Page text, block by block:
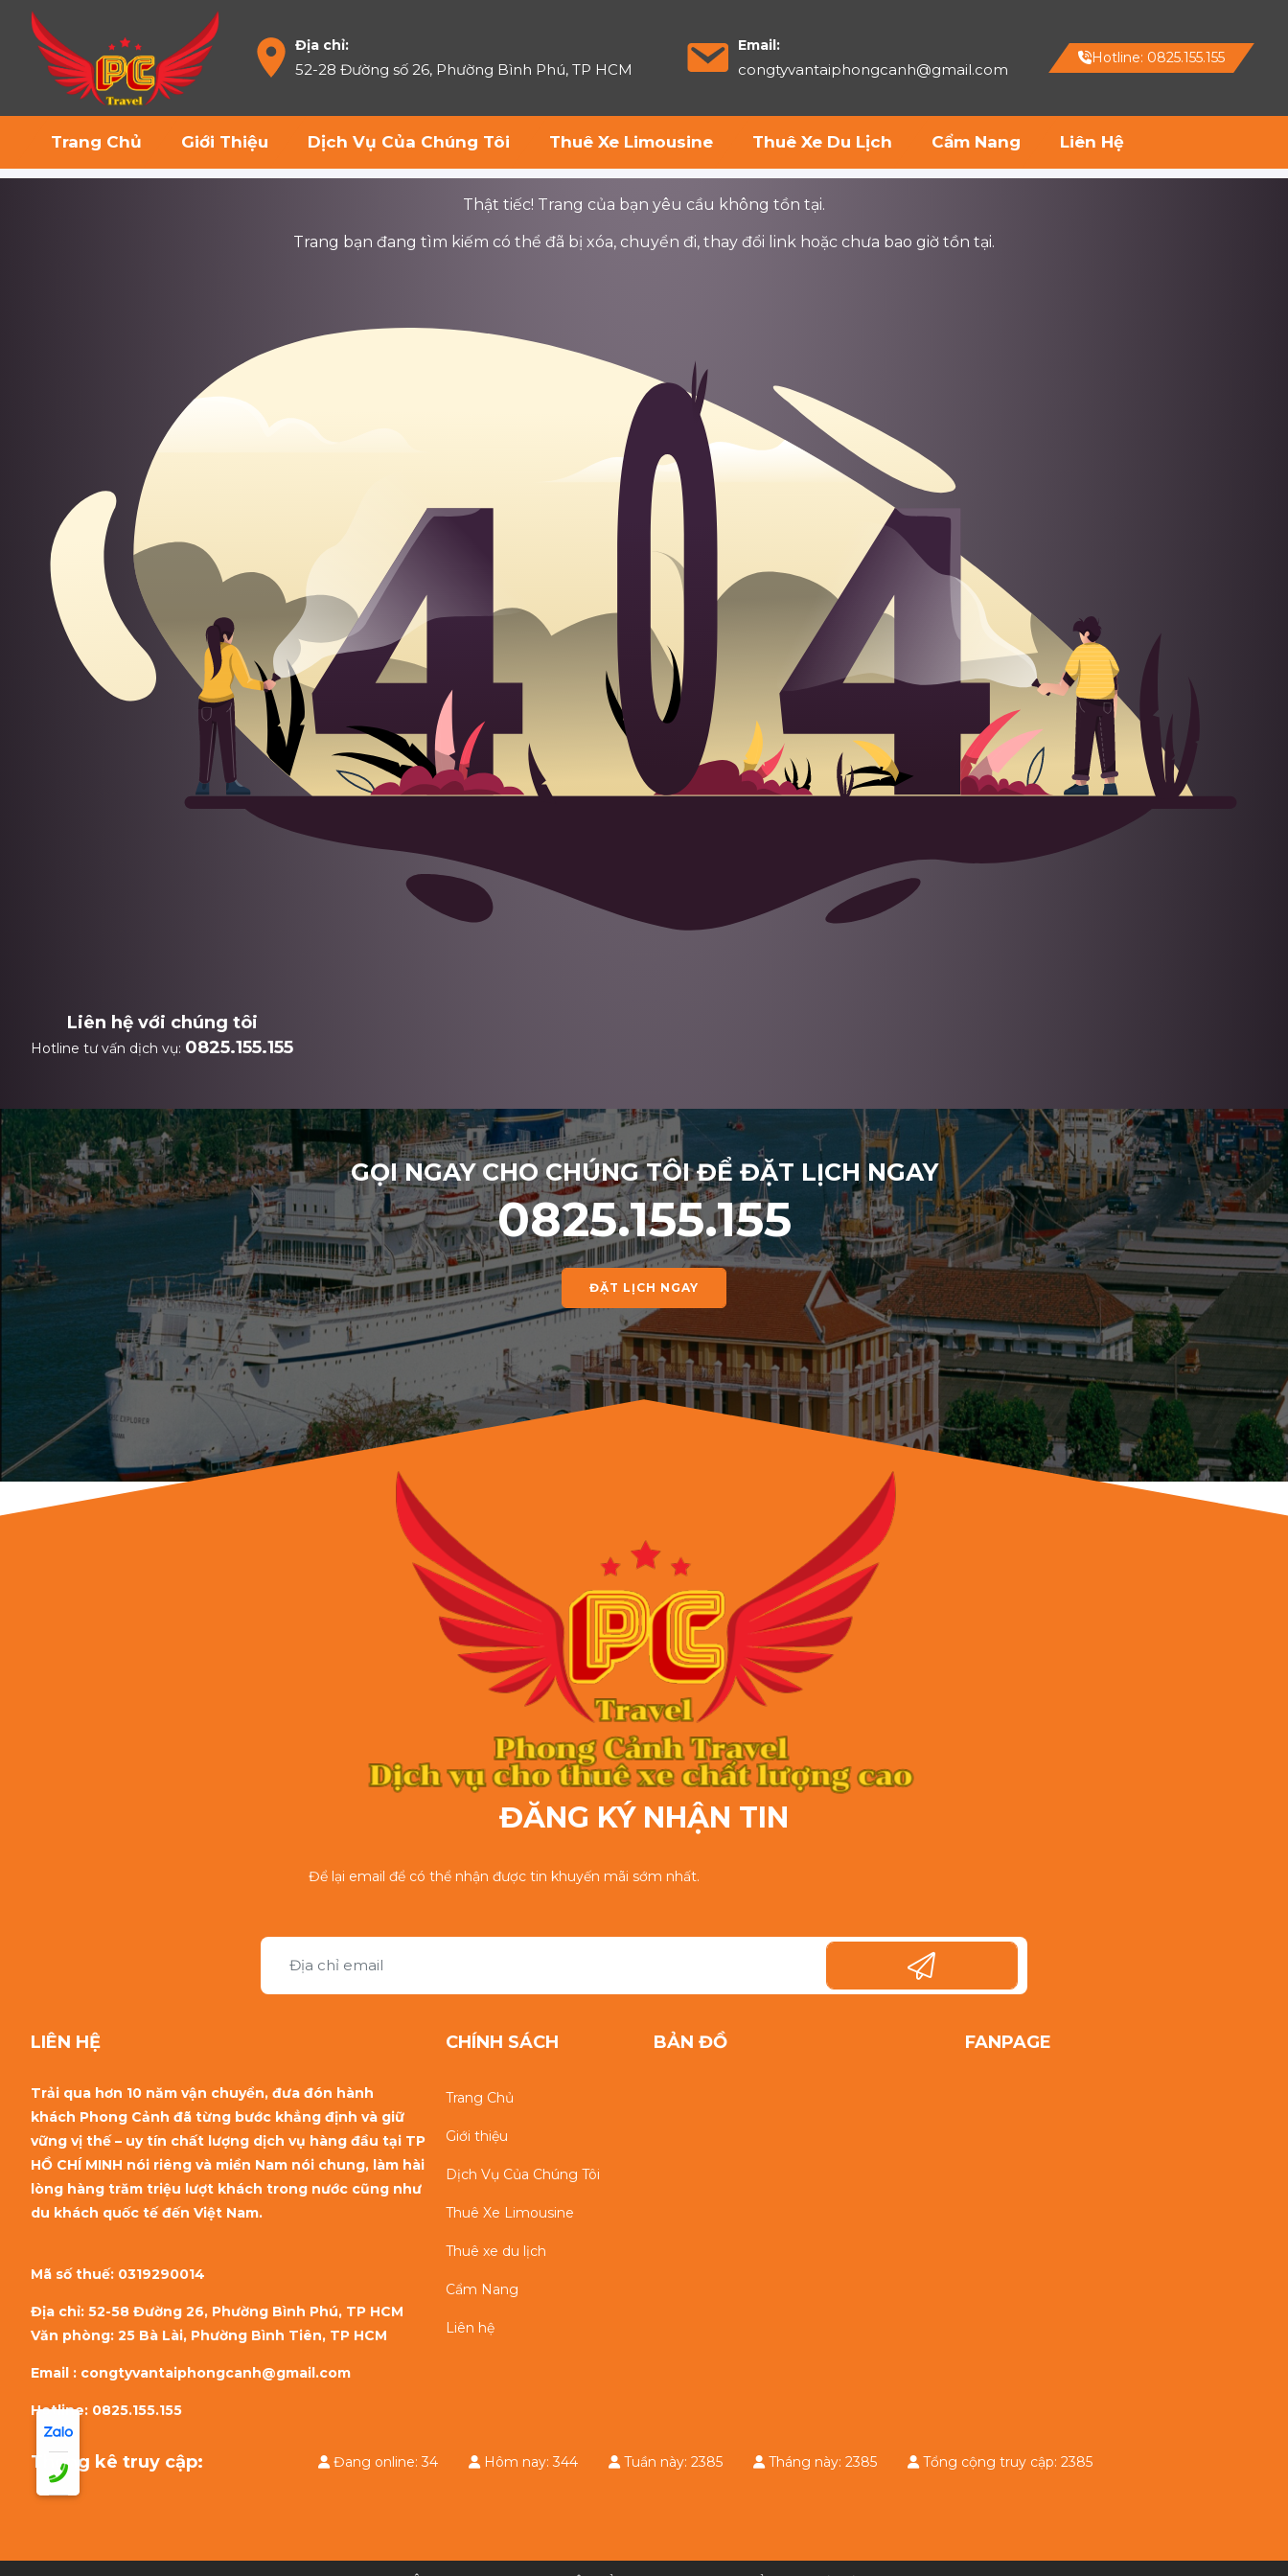
Địa chỉ:
52-28 Đường số 26, Phường Bình Phú, TP HCM
Email:
congtyvantaiphongcanh@gmail.com
Hotline: 0825.155.155
Trang Chủ Giới Thiệu Dịch Vụ Của Chúng Tôi Thuê Xe Limousine Thuê Xe Du Lịch Cẩm Nang Liên Hệ
Thật tiếc! Trang của bạn yêu cầu không tồn tại.
Trang bạn đang tìm kiếm có thể đã bị xóa, chuyển đi, thay đổi link hoặc chưa bao giờ tồn tại.
Liên hệ với chúng tôi
Hotline tư vấn dịch vụ: 0825.155.155
GỌI NGAY CHO CHÚNG TÔI ĐỂ ĐẶT LỊCH NGAY
0825.155.155
ĐẶT LỊCH NGAY
ĐĂNG KÝ NHẬN TIN
Để lại email để có thể nhận được tin khuyến mãi sớm nhất.
LIÊN HỆ
Trải qua hơn 10 năm vận chuyển, đưa đón hành
khách Phong Cảnh đã từng bước khẳng định và giữ
vững vị thế – uy tín chất lượng dịch vụ hàng đầu tại TP
HỒ CHÍ MINH nói riêng và miền Nam nói chung, làm hài
lòng hàng trăm triệu lượt khách trong nước cũng như
du khách quốc tế đến Việt Nam.
Mã số thuế: 0319290014
Địa chỉ: 52-58 Đường 26, Phường Bình Phú, TP HCM
Văn phòng: 25 Bà Lài, Phường Bình Tiên, TP HCM
Email : congtyvantaiphongcanh@gmail.com
Hotline: 0825.155.155
CHÍNH SÁCH
Trang Chủ
Giới thiệu
Dịch Vụ Của Chúng Tôi
Thuê Xe Limousine
Thuê xe du lịch
Cẩm Nang
Liên hệ
BẢN ĐỒ FANPAGE
Thống kê truy cập: Đang online: 34 Hôm nay: 344 Tuần này: 2385 Tháng này: 2385 Tổng cộng truy cập: 2385